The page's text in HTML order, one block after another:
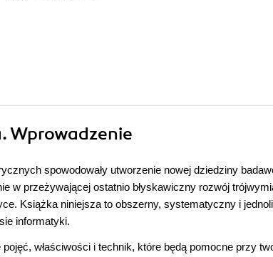
Wprowadzenie
spowodowały utworzenie nowej dziedziny
w przeżywającej ostatnio błyskawiczny rozwój
Książka niniejsza to obszerny, systematyczny i
informatyki.
właściwości i technik, które będą pomocne przy